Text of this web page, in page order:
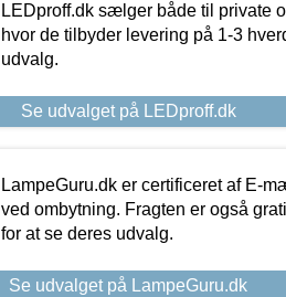
LEDproff.dk sælger både til private
hvor de tilbyder levering på 1-3
udvalg.
Se udvalget på LEDproff.dk
LampeGuru.dk er certificeret af E-
ved ombytning. Fragten er også
for at se deres udvalg.
Se udvalget på LampeGuru.dk